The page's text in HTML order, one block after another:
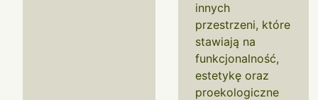
innych
przestrzeni, które
stawiają na
funkcjonalność,
estetykę oraz
proekologiczne